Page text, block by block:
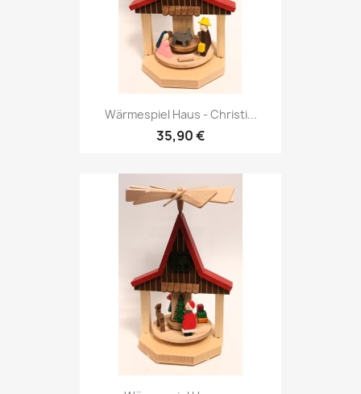
Wärmespiel Haus - Christi...
35,90 €